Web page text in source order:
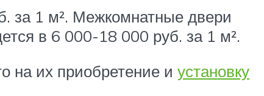
за 1 м². Межкомнатные двери
в 6 000-18 000 руб. за 1 м².
на их приобретение и установку